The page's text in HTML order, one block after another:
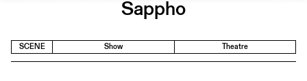
Sappho
SCENE Show Theatre